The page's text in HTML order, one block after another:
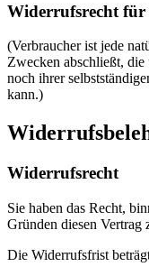
Widerrufsrecht für
(Verbraucher ist jede
Zwecken abschließt,
noch ihrer
kann.)
Widerrufsrecht
Sie haben das Recht,
Gründen diesen Vertrag
Die Widerrufsfrist